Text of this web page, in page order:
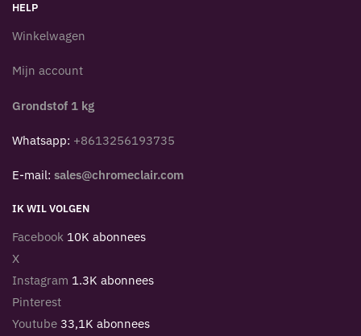
HELP
Winkelwagen
Mijn account
Grondstof 1 kg
Whatsapp: +8613256193735
E-mail: sales@chromeclair.com
IK WIL VOLGEN
Facebook 10K abonnees
X
Instagram 1.3K abonnees
Pinterest
Youtube 33,1K abonnees